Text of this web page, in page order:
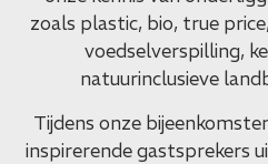
zoals plastic, bio, true
voedselverspilling,
natuurinclusieve
Tijdens onze
inspirerende gastsprekers